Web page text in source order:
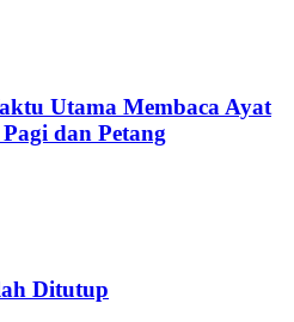
Utama Membaca Ayat
dan Petang
Ditutup